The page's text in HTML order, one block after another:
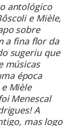
antológico
e Mièle,
sobre
a fina flor da
sugeriu que
músicas
época
Mièle
Menescal
A
mas logo